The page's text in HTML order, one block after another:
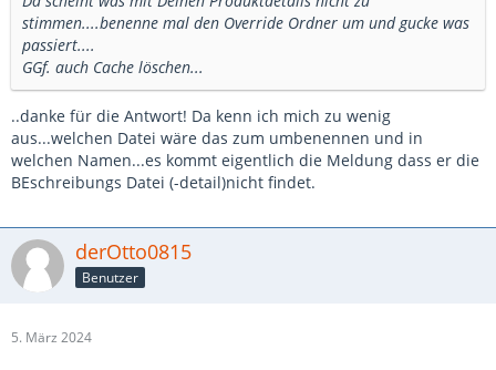
stimmen....benenne mal den Override Ordner um und gucke was
passiert....
GGf. auch Cache löschen...
..danke für die Antwort! Da kenn ich mich zu wenig
aus...welchen Datei wäre das zum umbenennen und in
welchen Namen...es kommt eigentlich die Meldung dass er die
BEschreibungs Datei (-detail)nicht findet.
derOtto0815
Benutzer
5. März 2024